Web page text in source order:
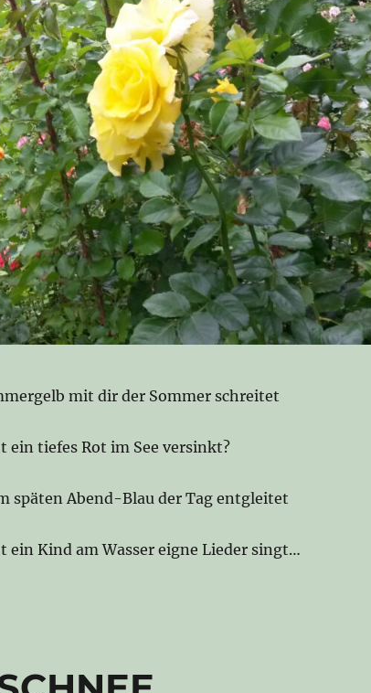
mit dir der Sommer schreitet
ein tiefes Rot im See versinkt?
späten Abend-Blau der Tag entgleitet
ein Kind am Wasser eigne Lieder singt…